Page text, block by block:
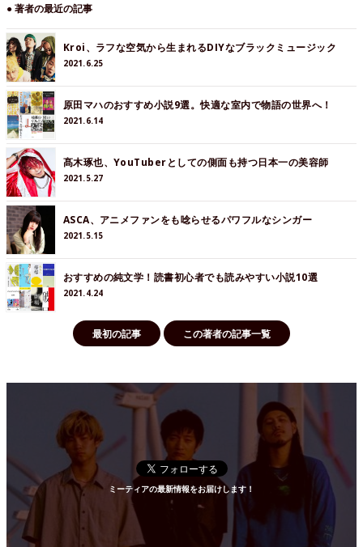
● 著者の最近の記事
Kroi、ラフな空気から生まれるDIYなブラックミュージック
2021.6.25
原田マハのおすすめ小説9選。快適な室内で物語の世界へ！
2021.6.14
髙木琢也、YouTuberとしての側面も持つ日本一の美容師
2021.5.27
ASCA、アニメファンをも唸らせるパワフルなシンガー
2021.5.15
おすすめの純文学！読書初心者でも読みやすい小説10選
2021.4.24
最初の記事 この著者の記事一覧
ミーティアの最新情報をお届けします！